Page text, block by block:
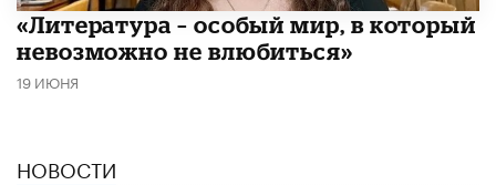
​«Литература – особый мир, в который
невозможно не влюбиться»
19 ИЮНЯ
НОВОСТИ